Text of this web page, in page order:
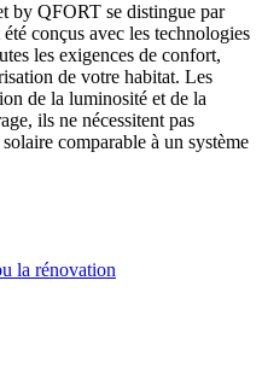
by QFORT se distingue par
conçus avec les technologies
les exigences de confort,
de votre habitat. Les
de la luminosité et de la
ils ne nécessitent pas
comparable à un système
la rénovation